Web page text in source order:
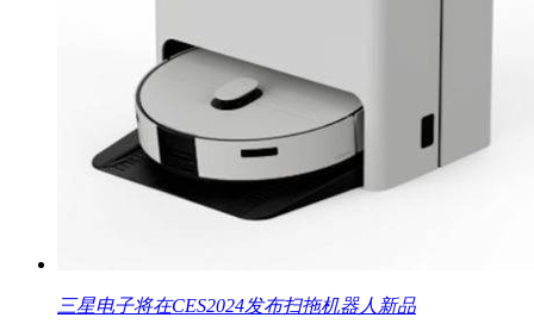
三星电子将在CES2024发布扫拖机器人新品